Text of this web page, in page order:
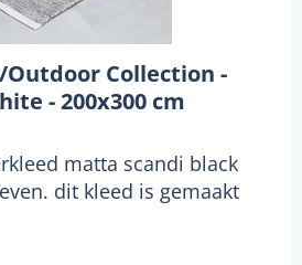
Outdoor Collection -
- 200x300 cm
matta scandi black
dit kleed is gemaakt